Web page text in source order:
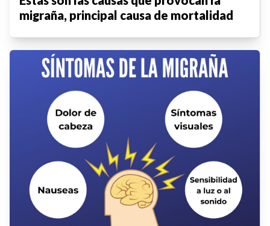
migraña, principal causa de mortalidad